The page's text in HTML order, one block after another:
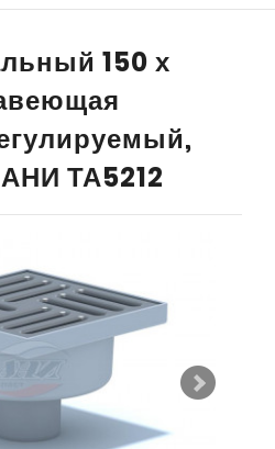
150 х
ТА5212